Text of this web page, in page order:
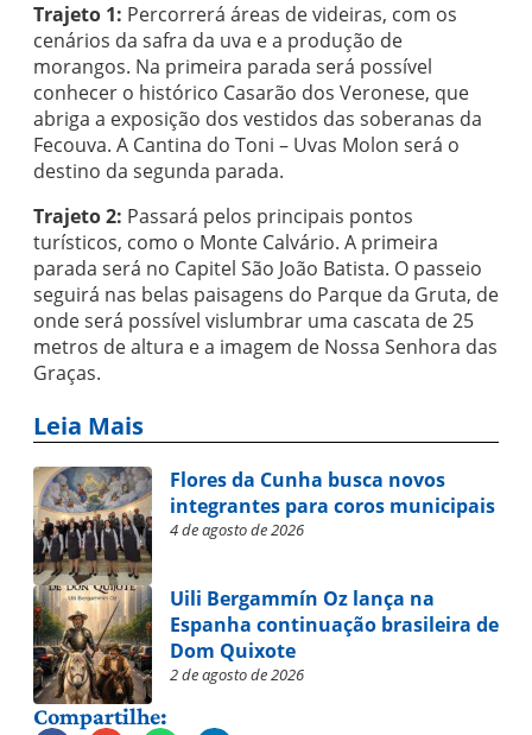
Trajeto 1: Percorrerá áreas de videiras, com os
cenários da safra da uva e a produção de
morangos. Na primeira parada será possível
conhecer o histórico Casarão dos Veronese, que
abriga a exposição dos vestidos das soberanas da
Fecouva. A Cantina do Toni – Uvas Molon será o
destino da segunda parada.
Trajeto 2: Passará pelos principais pontos
turísticos, como o Monte Calvário. A primeira
parada será no Capitel São João Batista. O passeio
seguirá nas belas paisagens do Parque da Gruta, de
onde será possível vislumbrar uma cascata de 25
metros de altura e a imagem de Nossa Senhora das
Graças.
Leia Mais
Flores da Cunha busca novos
integrantes para coros municipais
4 de agosto de 2026
Uili Bergammín Oz lança na
Espanha continuação brasileira de
Dom Quixote
2 de agosto de 2026
Compartilhe: